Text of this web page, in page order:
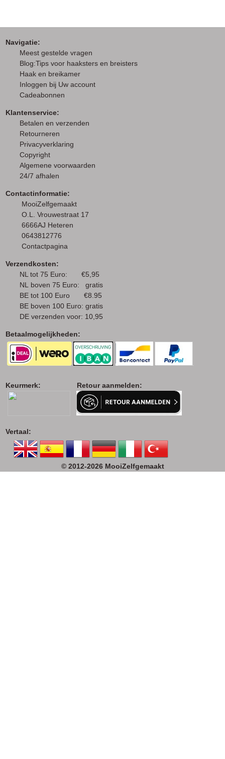
Navigatie:
Meest gestelde vragen
Blog:Tips voor haaksters en breisters
Haak en breikamer
Inloggen bij Uw account
Cadeabonnen
Klantenservice:
Betalen en verzenden
Retourneren
Privacyverklaring
Copyright
Algemene voorwaarden
24/7 afhalen
Contactinformatie:
MooiZelfgemaakt
O.L. Vrouwestraat 17
6666AJ Heteren
0643812776
Contactpagina
Verzendkosten:
NL tot 75 Euro: €5,95
NL boven 75 Euro: gratis
BE tot 100 Euro €8.95
BE boven 100 Euro: gratis
DE verzenden voor: 10,95
Betaalmogelijkheden:
Keurmerk: Retour aanmelden:
Vertaal:
© 2012-2026 MooiZelfgemaakt